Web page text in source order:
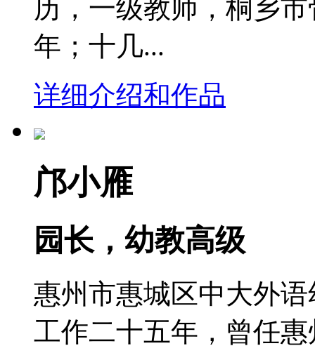
历，一级教师，桐乡
年；十几...
详细介绍和作品
邝小雁
园长，幼教高级
惠州市惠城区中大外
工作二十五年，曾任